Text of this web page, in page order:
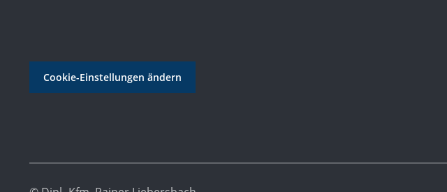
Cookie-Einstellungen ändern